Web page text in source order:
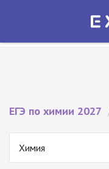
Экзамер —
ЕГЭ по химии 2027
Химия